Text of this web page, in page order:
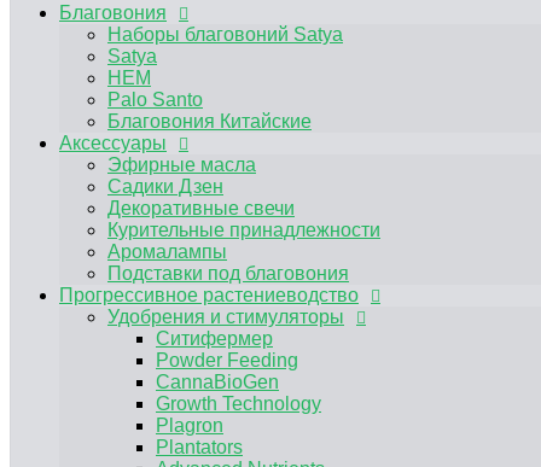
Ситифермер
Powder Feeding
CannaBioGen
Plagron
Plantators
Advanced Nutrients
Orange Tree
Simplex
RasTea
BIOBIZZ
HESI
Terra Aquatica
Другие удобрения, средства защиты от
Микориза / Бактерии
Гидропонные системы и комплектующие
Капельный полив
Гидропонные системы
Компрессоры
Помпы погружные
Аэраторные камни
Благовония
Наборы благовоний Satya
Satya
HEM
Palo Santo
Благовония Китайские
Аксессуары
Эфирные масла
Садики Дзен
Декоративные свечи
Курительные принадлежности
Аромалампы
Подставки под благовония
Прогрессивное растениеводство
Удобрения и стимуляторы
Ситифермер
Powder Feeding
CannaBioGen
Growth Technology
Plagron
Plantators